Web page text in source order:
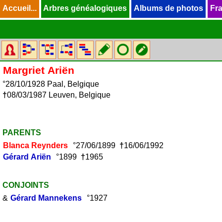
Accueil... Arbres généalogiques Albums de photos
Margriet Ariën
°28/10/1928 Paal, Belgique
†08/03/1987 Leuven, Belgique
PARENTS
Blanca Reynders °27/06/1899 †16/06/1992
Gérard Ariën °1899 †1965
CONJOINTS
& Gérard Mannekens °1927
Accueil... Arbres généalogiques Albums de photos